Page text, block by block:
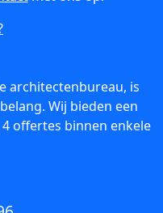
architectenbureau, is
Wij bieden een
offertes binnen enkele